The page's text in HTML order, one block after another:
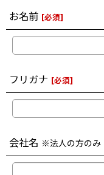
お名前 [必須]
フリガナ [必須]
会社名 ※法人の方のみ